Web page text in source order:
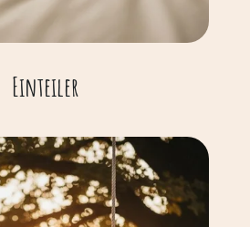
Einteiler